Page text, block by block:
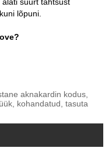
lõpuni.
aknakardin kodus,
kohandatud, tasuta